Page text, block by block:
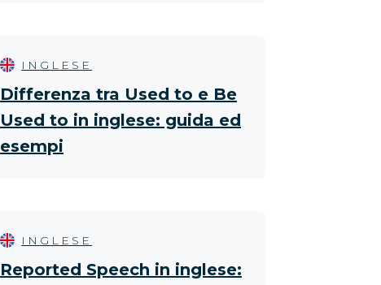
INGLESE
Differenza tra Used to e Be
Used to in inglese: guida ed
esempi
INGLESE
Reported Speech in inglese: